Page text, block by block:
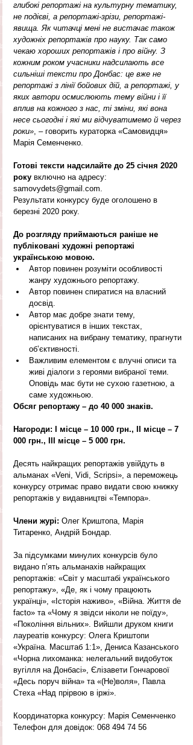
глибокі репортажі на культурну тематику,
не подієві, а репортажі-зрізи, репортажі-
явища. Як читачці мені не вистачає також
художніх репортажів про науку. Так само
чекаю хороших репортажів і про війну. З
кожним роком учасники надсилають все
сильніші тексти про Донбас: це вже не
репортажі з лінії бойових дій, а репортажі, у
яких автори осмислюють тему війни і її
вплив на кожного з нас, ті зміни, які вона
несе сьогодні і які ми відчуватимемо й через
роки», – говорить кураторка «Самовидця»
Марія Семенченко.
Готові тексти надсилайте до 25 січня 2020
року включно на адресу:
samovydets@gmail.com.
Результати конкурсу буде оголошено в
березні 2020 року.
До розгляду приймаються раніше не
публіковані художні репортажі
українською мовою.
Автор повинен розуміти особливості
жанру художнього репортажу.
Автор повинен спиратися на власний
досвід.
Автор має добре знати тему,
орієнтуватися в інших текстах,
написаних на вибрану тематику, прагнути
об’єктивності.
Важливим елементом є влучні описи та
живі діалоги з героями вибраної теми.
Оповідь має бути не сухою газетною, а
саме художньою.
Обсяг репортажу – до 40 000 знаків.
Нагороди: І місце – 10 000 грн., ІІ місце – 7
000 грн., ІІІ місце – 5 000 грн.
Десять найкращих репортажів увійдуть в
альманах «Veni, Vidi, Scripsi», а переможець
конкурсу отримає право видати свою книжку
репортажів у видавництві «Темпора».
Члени журі: Олег Криштопа, Марія
Титаренко, Андрій Бондар.
За підсумками минулих конкурсів було
видано п’ять альманахів найкращих
репортажів: «Світ у масштабі українського
репортажу», «Де, як і чому працюють
українці», «Історія наживо», «Війна. Життя de
facto» та «Чому я звідси ніколи не поїду»,
«Покоління вільних». Вийшли друком книги
лауреатів конкурсу: Олега Криштопи
«Україна. Масштаб 1:1», Дениса Казанського
«Чорна лихоманка: нелегальний видобуток
вугілля на Донбасі», Єлізавети Гончарової
«Десь поруч війна» та «(Не)воля», Павла
Стеха «Над прірвою в іржі».
Координаторка конкурсу: Марія Семенченко
Телефон для довідок: 068 494 74 56